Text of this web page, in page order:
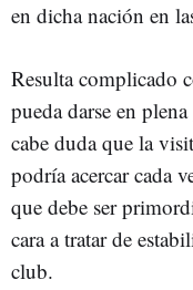
en dicha nación en
Resulta complicado
pueda darse en
cabe duda que la
podría acercar cada
que debe ser
cara a tratar de
club.